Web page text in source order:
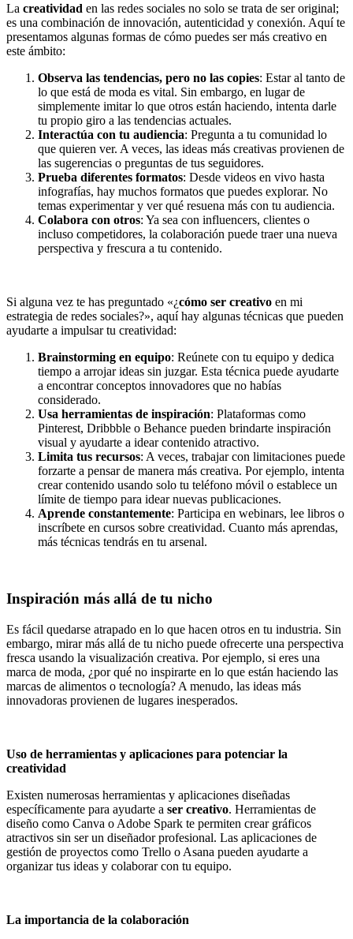
La creatividad en las redes sociales no solo se trata de ser original;
es una combinación de innovación, autenticidad y conexión. Aquí te
presentamos algunas formas de cómo puedes ser más creativo en
este ámbito:
Observa las tendencias, pero no las copies: Estar al tanto de
lo que está de moda es vital. Sin embargo, en lugar de
simplemente imitar lo que otros están haciendo, intenta darle
tu propio giro a las tendencias actuales.
Interactúa con tu audiencia: Pregunta a tu comunidad lo
que quieren ver. A veces, las ideas más creativas provienen de
las sugerencias o preguntas de tus seguidores.
Prueba diferentes formatos: Desde videos en vivo hasta
infografías, hay muchos formatos que puedes explorar. No
temas experimentar y ver qué resuena más con tu audiencia.
Colabora con otros: Ya sea con influencers, clientes o
incluso competidores, la colaboración puede traer una nueva
perspectiva y frescura a tu contenido.
Si alguna vez te has preguntado «¿cómo ser creativo en mi
estrategia de redes sociales?», aquí hay algunas técnicas que pueden
ayudarte a impulsar tu creatividad:
Brainstorming en equipo: Reúnete con tu equipo y dedica
tiempo a arrojar ideas sin juzgar. Esta técnica puede ayudarte
a encontrar conceptos innovadores que no habías
considerado.
Usa herramientas de inspiración: Plataformas como
Pinterest, Dribbble o Behance pueden brindarte inspiración
visual y ayudarte a idear contenido atractivo.
Limita tus recursos: A veces, trabajar con limitaciones puede
forzarte a pensar de manera más creativa. Por ejemplo, intenta
crear contenido usando solo tu teléfono móvil o establece un
límite de tiempo para idear nuevas publicaciones.
Aprende constantemente: Participa en webinars, lee libros o
inscríbete en cursos sobre creatividad. Cuanto más aprendas,
más técnicas tendrás en tu arsenal.
Inspiración más allá de tu nicho
Es fácil quedarse atrapado en lo que hacen otros en tu industria. Sin
embargo, mirar más allá de tu nicho puede ofrecerte una perspectiva
fresca usando la visualización creativa. Por ejemplo, si eres una
marca de moda, ¿por qué no inspirarte en lo que están haciendo las
marcas de alimentos o tecnología? A menudo, las ideas más
innovadoras provienen de lugares inesperados.
Uso de herramientas y aplicaciones para potenciar la
creatividad
Existen numerosas herramientas y aplicaciones diseñadas
específicamente para ayudarte a ser creativo. Herramientas de
diseño como Canva o Adobe Spark te permiten crear gráficos
atractivos sin ser un diseñador profesional. Las aplicaciones de
gestión de proyectos como Trello o Asana pueden ayudarte a
organizar tus ideas y colaborar con tu equipo.
La importancia de la colaboración